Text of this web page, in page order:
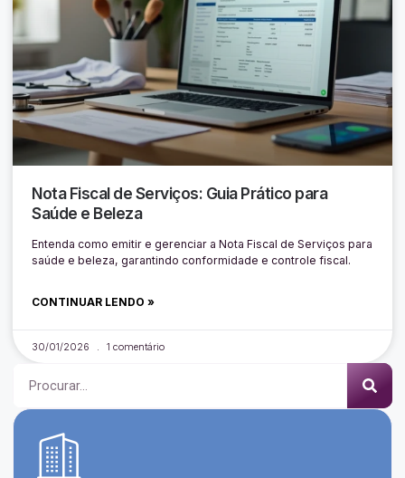
Nota Fiscal de Serviços: Guia Prático para
Saúde e Beleza
Entenda como emitir e gerenciar a Nota Fiscal de Serviços para
saúde e beleza, garantindo conformidade e controle fiscal.
CONTINUAR LENDO »
30/01/2026 1 comentário